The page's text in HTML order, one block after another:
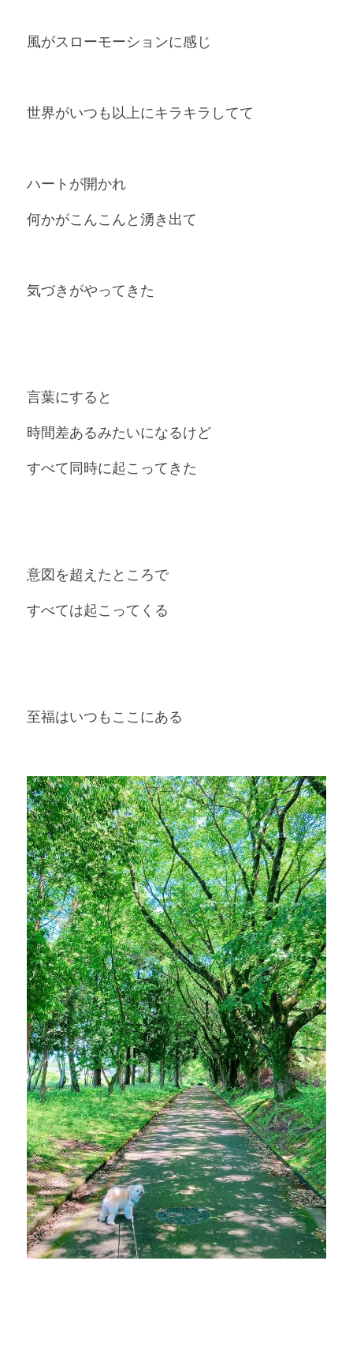
風がスローモーションに感じ
世界がいつも以上にキラキラしてて
ハートが開かれ
何かがこんこんと湧き出て
気づきがやってきた
言葉にすると
時間差あるみたいになるけど
すべて同時に起こってきた
意図を超えたところで
すべては起こってくる
至福はいつもここにある